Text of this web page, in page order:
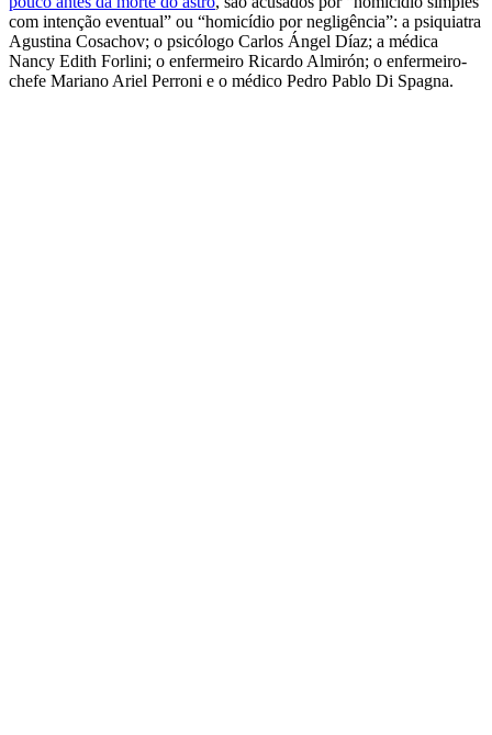
com intenção eventual” ou “homicídio por negligência”: a psiquiatra
Agustina Cosachov; o psicólogo Carlos Ángel Díaz; a médica
Nancy Edith Forlini; o enfermeiro Ricardo Almirón; o enfermeiro-
chefe Mariano Ariel Perroni e o médico Pedro Pablo Di Spagna.